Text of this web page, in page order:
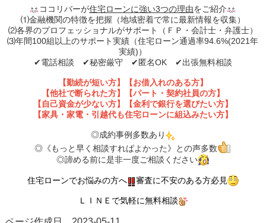
ココリバーが住宅ローンに強い3つの理由をご紹介
⑴金融機関の特徴を把握（地域密着で常に最新情報を収集）
⑵各界のプロフェッショナルがサポート（ＦＰ・会計士・弁護士）
⑶年間100組以上のサポート実績（住宅ローン通過率94.6%(2021年
実績)）
✔︎電話相談 ✔︎秘密厳守 ✔︎匿名OK ✔︎出張無料相談
【勤続が短い方】【お借入れのある方】
【他社で断られた方】【パート・契約社員の方】
【自己資金が少ない方】【金利で銀行を選びたい方】
【家具・家電・引越代も住宅ローンに組込みたい方】
◎成約事例多数あり
◎《もっと早く相談すればよかった》との声多数
◎諦める前に是非一度ご相談ください
住宅ローンでお悩みの方へ 審査に不安のある方必見
ＬＩＮＥで気軽に無料相談